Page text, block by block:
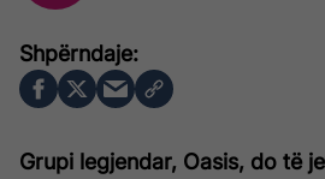
Grupi legjendar, Oasis, do të